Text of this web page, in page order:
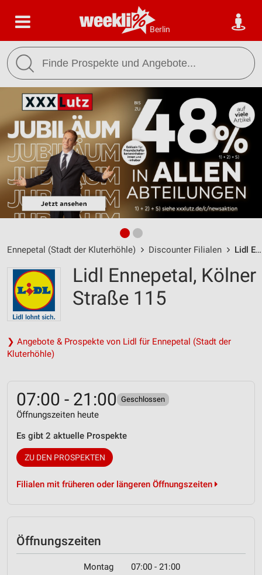
Berlin
Ennepetal (Stadt der Kluterhöhle) Discounter Filialen Lidl Ennepetal / Kölner Straße 115 - Öffnungszeiten & Adresse
Lidl Ennepetal, Kölner
Straße 115
❯ Angebote & Prospekte von Lidl für Ennepetal (Stadt der
Kluterhöhle)
07:00 - 21:00 Geschlossen
Öffnungszeiten heute
Es gibt 2 aktuelle Prospekte
ZU DEN PROSPEKTEN
Filialen mit früheren oder längeren Öffnungszeiten
Öffnungszeiten
Montag 07:00 - 21:00